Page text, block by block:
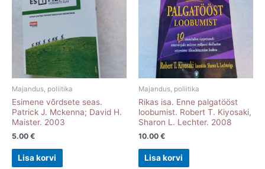
tema
esivanematest.
Tarmo
Vahter.
2009
kogus
Majandus, poliitika
Esimene võrdsete seas.
Patrick J. Mckenna; David H.
Maister. 2003
5.00 €
Lisa korvi
Majandus, poliitika
Rikas isa. Enne palgatööst
loobumist. Robert T. Kiyosaki,
Sharon L. Lechter. 2008
10.00 €
Lisa korvi